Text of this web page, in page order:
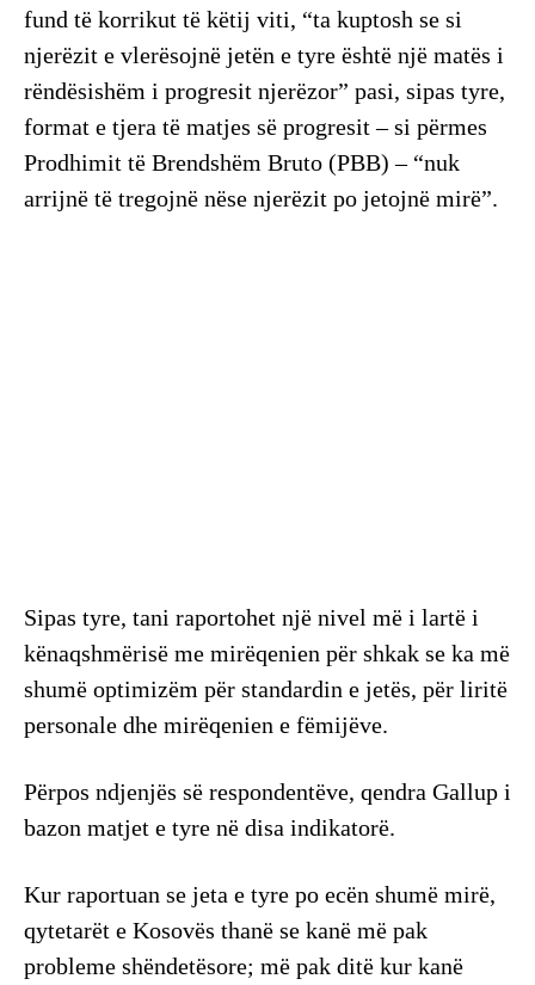
fund të korrikut të këtij viti, “ta kuptosh se si
njerëzit e vlerësojnë jetën e tyre është një matës i
rëndësishëm i progresit njerëzor” pasi, sipas tyre,
format e tjera të matjes së progresit – si përmes
Prodhimit të Brendshëm Bruto (PBB) – “nuk
arrijnë të tregojnë nëse njerëzit po jetojnë mirë”.
Sipas tyre, tani raportohet një nivel më i lartë i
kënaqshmërisë me mirëqenien për shkak se ka më
shumë optimizëm për standardin e jetës, për liritë
personale dhe mirëqenien e fëmijëve.
Përpos ndjenjës së respondentëve, qendra Gallup i
bazon matjet e tyre në disa indikatorë.
Kur raportuan se jeta e tyre po ecën shumë mirë,
qytetarët e Kosovës thanë se kanë më pak
probleme shëndetësore; më pak ditë kur kanë